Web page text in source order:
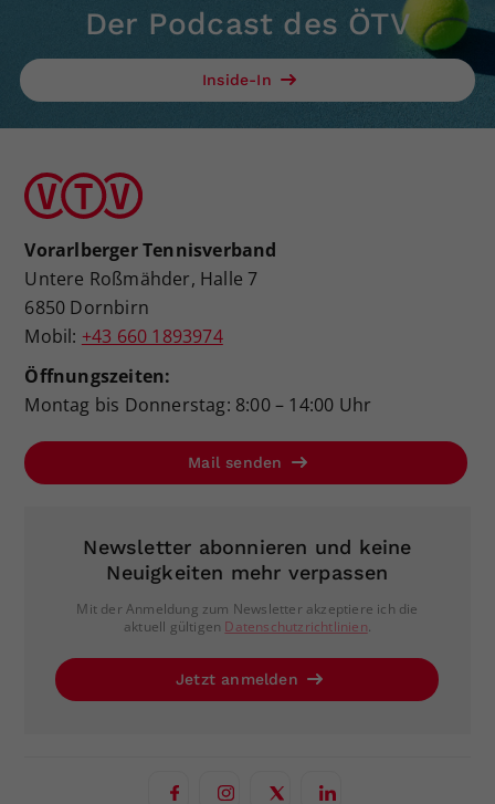
Der Podcast des ÖTV
Inside-In
Vorarlberger Tennisverband
Untere Roßmähder, Halle 7
6850 Dornbirn
Mobil: +43 660 1893974
Öffnungszeiten:
Montag bis Donnerstag: 8:00 – 14:00 Uhr
Mail senden
Newsletter abonnieren und keine
Neuigkeiten mehr verpassen
Mit der Anmeldung zum Newsletter akzeptiere ich die
aktuell gültigen Datenschutzrichtlinien.
Jetzt anmelden